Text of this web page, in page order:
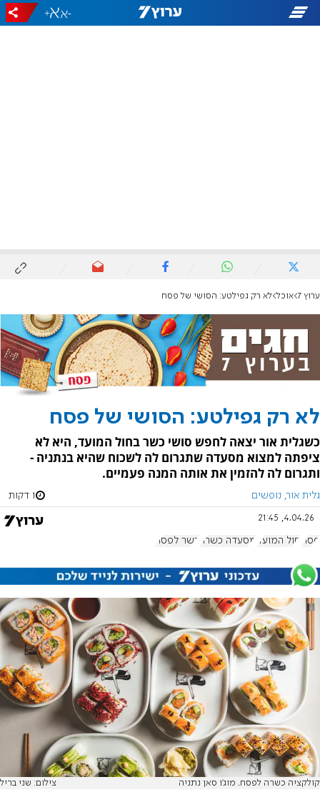
-
+
ערוץ 7 אוכל לא רק גפילטע: הסושי של פסח
לא רק גפילטע: הסושי של פסח
כשגלית אור יצאה לחפש סושי כשר בחול המועד, היא לא
ציפתה למצוא מסעדה שתגרום לה לשכוח שהיא בנתניה -
ותגרום לה להזמין את אותה המנה פעמיים.
גלית אור, נופשים 1 דקות
4.04.26, 21:45
פסח חול המועד מסעדה כשרה כשר לפסח
קולקציה כשרה לפסח. מוג'ו סאן נתניה צילום: שני בריל